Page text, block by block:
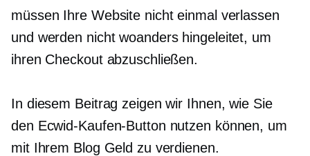
müssen Ihre Website nicht einmal verlassen
und werden nicht woanders hingeleitet, um
ihren Checkout abzuschließen.
In diesem Beitrag zeigen wir Ihnen, wie Sie
den Ecwid-Kaufen-Button nutzen können, um
mit Ihrem Blog Geld zu verdienen.